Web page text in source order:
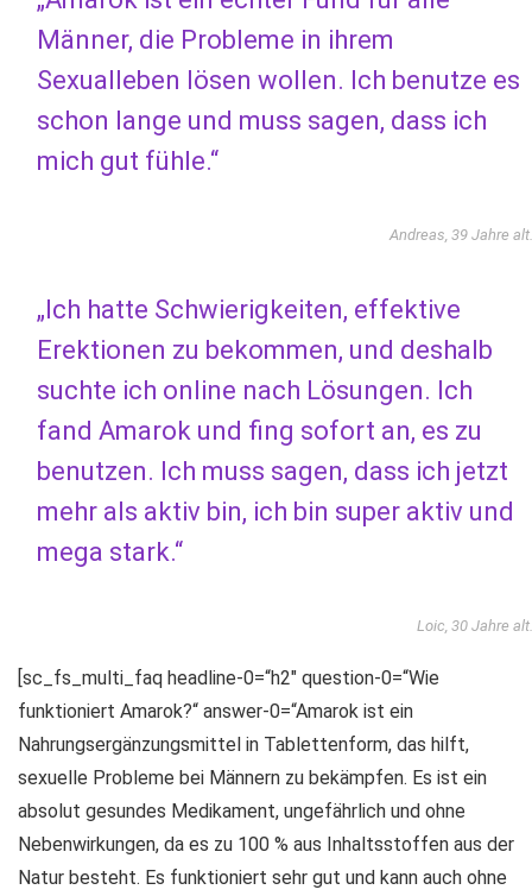
Männer, die Probleme in ihrem
Sexualleben lösen wollen. Ich benutze es
schon lange und muss sagen, dass ich
mich gut fühle.“
Andreas, 39 Jahre alt.
„Ich hatte Schwierigkeiten, effektive
Erektionen zu bekommen, und deshalb
suchte ich online nach Lösungen. Ich
fand Amarok und fing sofort an, es zu
benutzen. Ich muss sagen, dass ich jetzt
mehr als aktiv bin, ich bin super aktiv und
mega stark.“
Loic, 30 Jahre alt.
[sc_fs_multi_faq headline-0=“h2″ question-0=“Wie
funktioniert Amarok?“ answer-0=“Amarok ist ein
Nahrungsergänzungsmittel in Tablettenform, das hilft,
sexuelle Probleme bei Männern zu bekämpfen. Es ist ein
absolut gesundes Medikament, ungefährlich und ohne
Nebenwirkungen, da es zu 100 % aus Inhaltsstoffen aus der
Natur besteht. Es funktioniert sehr gut und kann auch ohne